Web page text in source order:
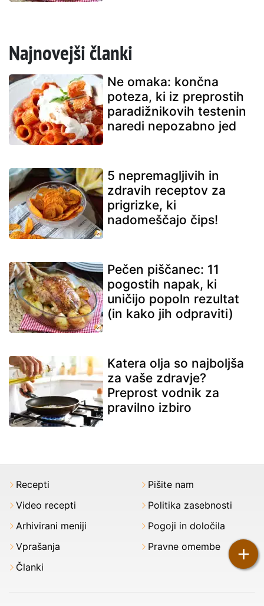
Najnovejši članki
Ne omaka: končna
poteza, ki iz preprostih
paradižnikovih testenin
naredi nepozabno jed
5 nepremagljivih in
zdravih receptov za
prigrizke, ki
nadomeščajo čips!
Pečen piščanec: 11
pogostih napak, ki
uničijo popoln rezultat
(in kako jih odpraviti)
Katera olja so najboljša
za vaše zdravje?
Preprost vodnik za
pravilno izbiro
+
Recepti
Video recepti
Arhivirani meniji
Vprašanja
Članki
Pišite nam
Politika zasebnosti
Pogoji in določila
Pravne omembe